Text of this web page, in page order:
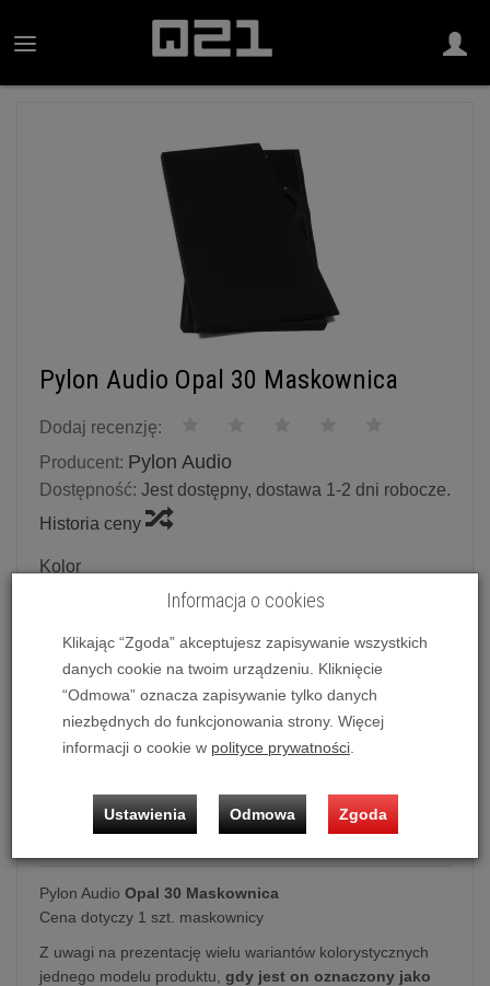
Pylon Audio Opal 30 Maskownica
Dodaj recenzję:
Producent: Pylon Audio
Dostępność: Jest dostępny, dostawa 1-2 dni robocze.
Historia ceny
Kolor
90,00 zł/ szt.
Pylon Audio Opal 30 Maskownica
Cena dotyczy 1 szt. maskownicy
Z uwagi na prezentację wielu wariantów kolorystycznych
jednego modelu produktu, gdy jest on oznaczony jako
Informacja o cookies
Klikając “Zgoda” akceptujesz zapisywanie wszystkich
danych cookie na twoim urządzeniu. Kliknięcie
“Odmowa” oznacza zapisywanie tylko danych
niezbędnych do funkcjonowania strony. Więcej
informacji o cookie w polityce prywatności.
Ustawienia Odmowa Zgoda